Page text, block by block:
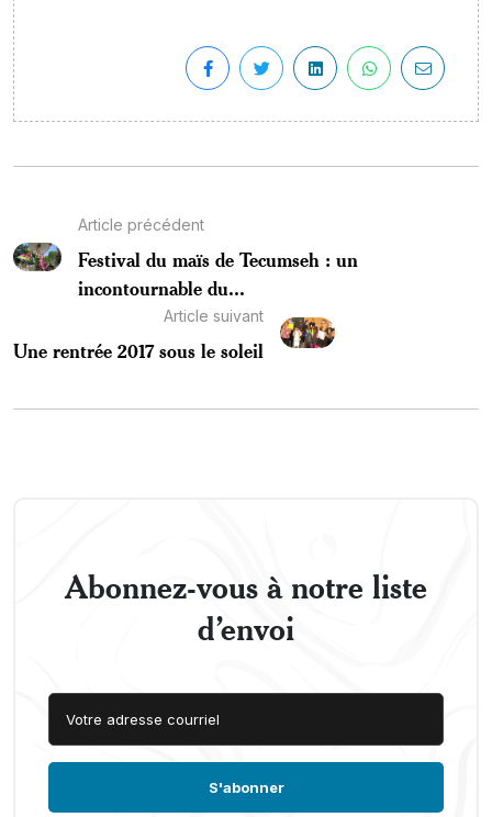
Article précédent
Festival du maïs de Tecumseh : un
incontournable du...
Article suivant
Une rentrée 2017 sous le soleil
Abonnez-vous à notre liste
d’envoi